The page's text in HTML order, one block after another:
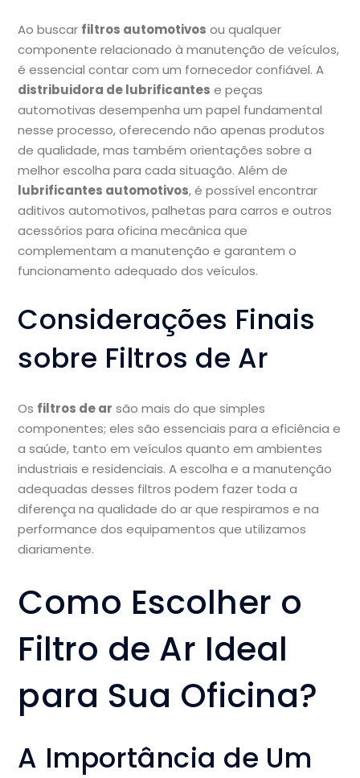
Ao buscar filtros automotivos ou qualquer
componente relacionado à manutenção de veículos,
é essencial contar com um fornecedor confiável. A
distribuidora de lubrificantes e peças
automotivas desempenha um papel fundamental
nesse processo, oferecendo não apenas produtos
de qualidade, mas também orientações sobre a
melhor escolha para cada situação. Além de
lubrificantes automotivos, é possível encontrar
aditivos automotivos, palhetas para carros e outros
acessórios para oficina mecânica que
complementam a manutenção e garantem o
funcionamento adequado dos veículos.
Considerações Finais
sobre Filtros de Ar
Os filtros de ar são mais do que simples
componentes; eles são essenciais para a eficiência e
a saúde, tanto em veículos quanto em ambientes
industriais e residenciais. A escolha e a manutenção
adequadas desses filtros podem fazer toda a
diferença na qualidade do ar que respiramos e na
performance dos equipamentos que utilizamos
diariamente.
Como Escolher o
Filtro de Ar Ideal
para Sua Oficina?
A Importância de Um